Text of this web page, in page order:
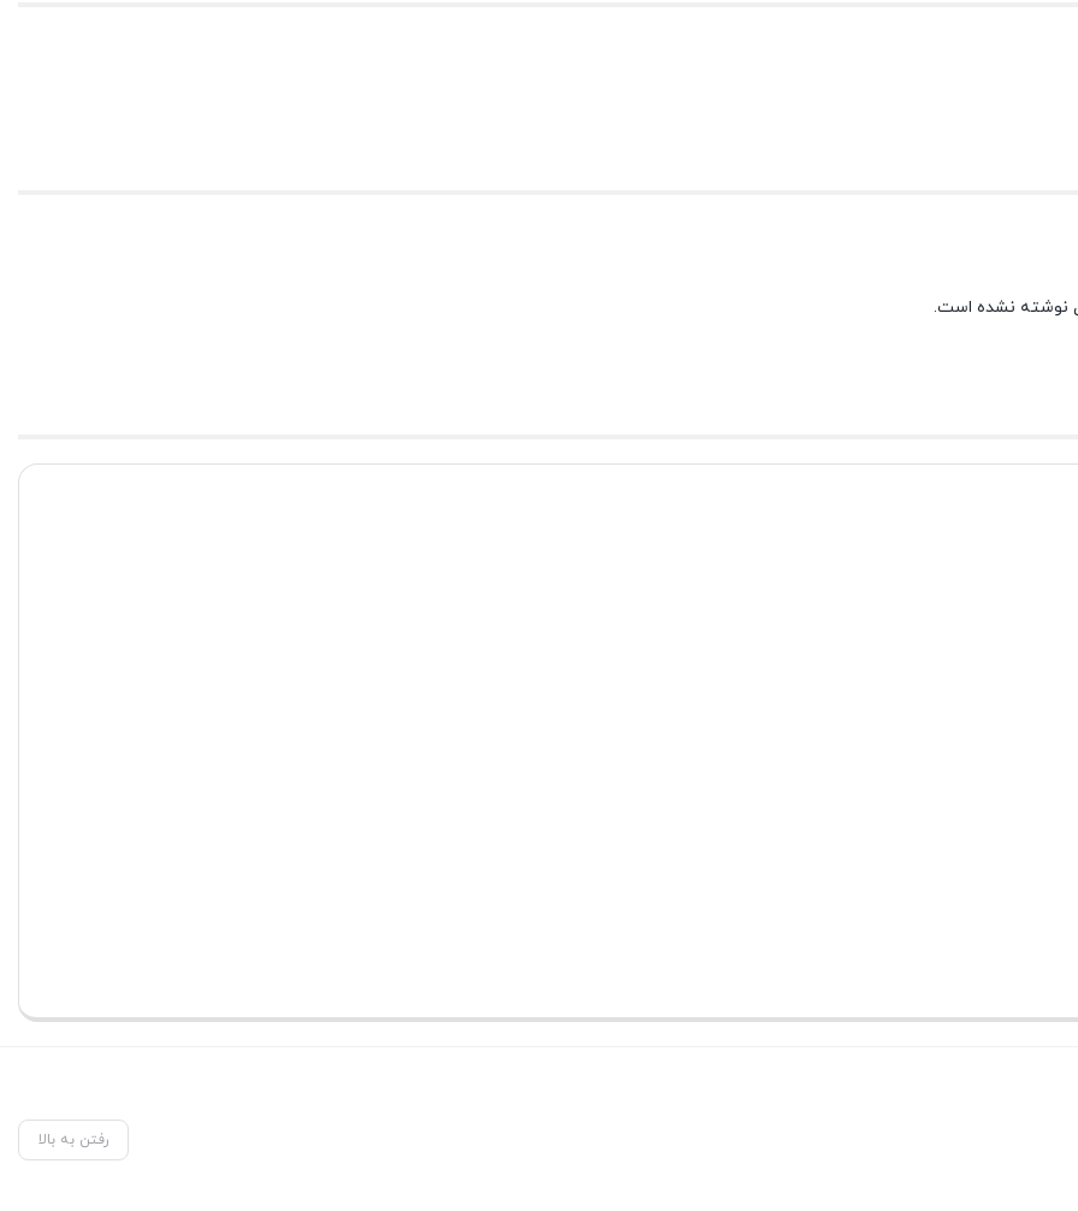
نوشته نشده است.
رفتن به بالا